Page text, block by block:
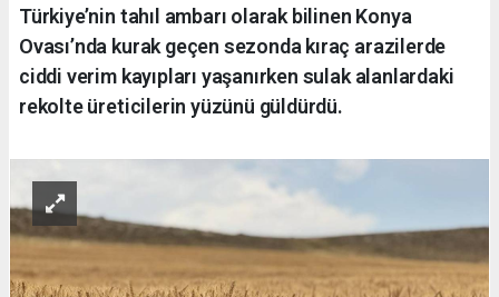
Türkiye’nin tahıl ambarı olarak bilinen Konya
Ovası’nda kurak geçen sezonda kıraç arazilerde
ciddi verim kayıpları yaşanırken sulak alanlardaki
rekolte üreticilerin yüzünü güldürdü.